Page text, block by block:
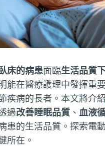
床的病患面臨生活品質
能在醫療護理中發揮重
疾病的長者。本文將介紹
過改善睡眠品質 、 血液
患的生活品質。探索電
所在。